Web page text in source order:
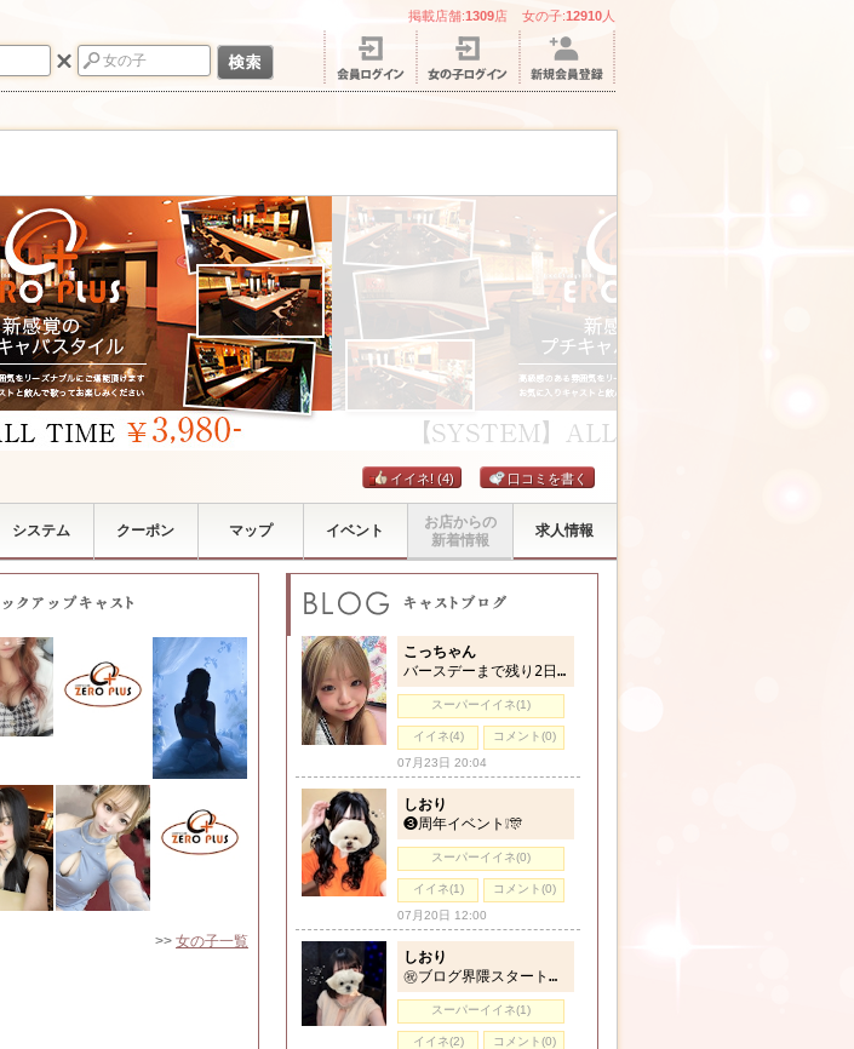
掲載店舗:1309店 女の子:12910 人
イイネ! (4) 口コミを書く
システム クーポン マップ イベント
お店からの
新着情報
求人情報
>> 女の子一覧
こっちゃん
バースデーまで残り2日🩷
スーパーイイネ(1)
イイネ(4)
コメント(0)
07月23日 20:04
しおり
❸周年イベント❕🎊
スーパーイイネ(0)
イイネ(1)
コメント(0)
07月20日 12:00
しおり
㊗️ブログ界隈スタート🍒⋆꙳
スーパーイイネ(1)
イイネ(2)
コメント(0)